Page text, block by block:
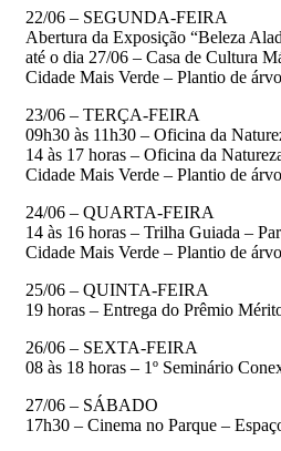
22/06 – SEGUNDA-FEIRA
Abertura da Exposição “Beleza
até o dia 27/06 – Casa de Cultura
Cidade Mais Verde – Plantio de
23/06 – TERÇA-FEIRA
09h30 às 11h30 – Oficina da
14 às 17 horas – Oficina da
Cidade Mais Verde – Plantio de
24/06 – QUARTA-FEIRA
14 às 16 horas – Trilha Guiada –
Cidade Mais Verde – Plantio de
25/06 – QUINTA-FEIRA
19 horas – Entrega do Prêmio
26/06 – SEXTA-FEIRA
08 às 18 horas – 1º Seminário
27/06 – SÁBADO
17h30 – Cinema no Parque –